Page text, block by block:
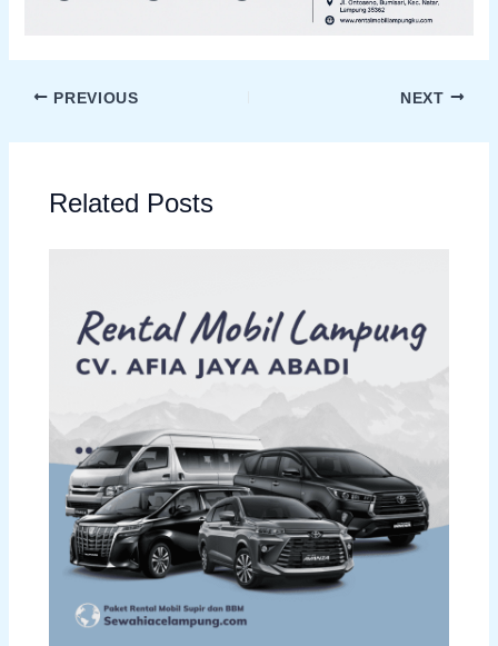
PREVIOUS NEXT
Related Posts